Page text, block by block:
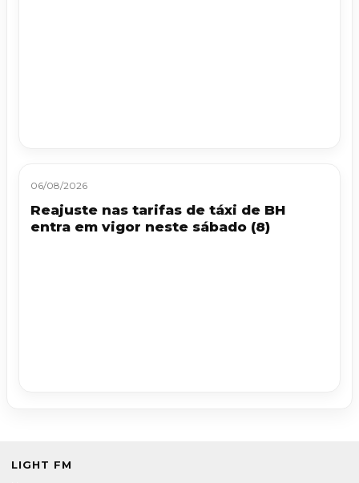
06/08/2026
Reajuste nas tarifas de táxi de BH
entra em vigor neste sábado (8)
LIGHT FM